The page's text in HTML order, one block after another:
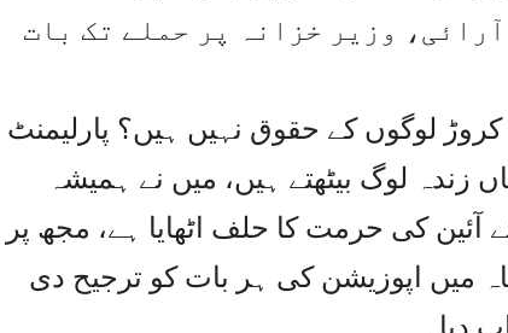
وزیر خزانہ پر حملے تک بات
ان کا کہنا تھا کہ کیا اس صوبے کے 12 کروڑ لوگوں کے حقوق نہیں ہیں؟ پارلیمنٹ
زندہ لوگ بیٹھتے ہیں، میں نے ہمیشہ
آئین کی حرمت کا حلف اٹھایا ہے، مجھ پر
آئینی ذمہ داری ہے، میں نے 15 ماہ میں اپوزیشن کی ہر بات کو ترجیح دی
دیا۔